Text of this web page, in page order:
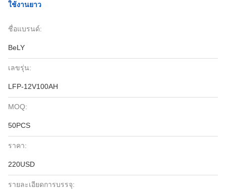
ใช้งานยาว
ชื่อแบรนด์:
BeLY
เลขรุ่น:
LFP-12V100AH
MOQ:
50PCS
ราคา:
220USD
รายละเอียดการบรรจุ: